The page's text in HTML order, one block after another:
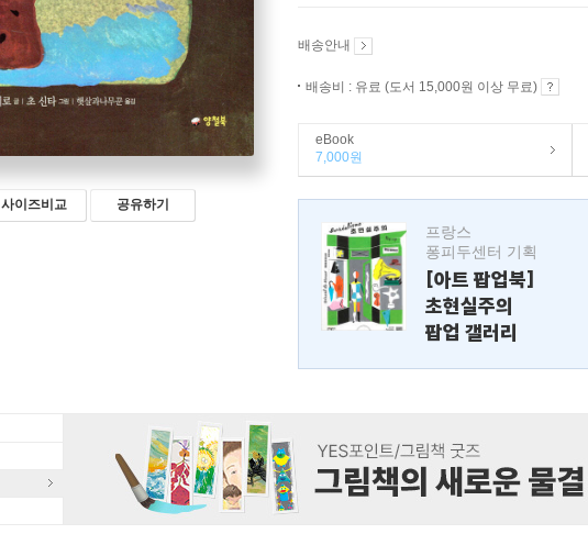
사이즈비교 공유하기
배송안내
배송비 : 유료 (도서 15,000원 이상 무료)
eBook
7,000원
프랑스
퐁피두센터 기획
[아트 팝업북]
초현실주의
팝업 갤러리